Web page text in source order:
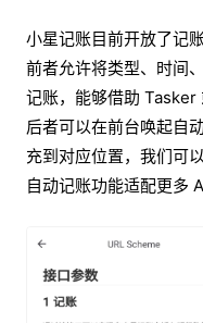
小星记账目前开放了记
前者允许将类型、时间
记账，能够借助 Tasker
后者可以在前台唤起自
充到对应位置，我们可
自动记账功能适配更多